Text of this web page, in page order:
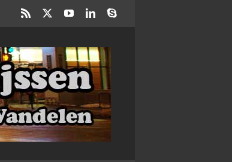
Rss YouTubeLinkedInSkype